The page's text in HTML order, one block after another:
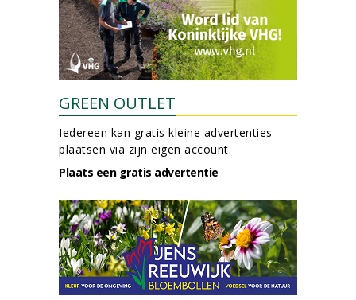
GREEN OUTLET
Iedereen kan gratis kleine advertenties
plaatsen via zijn eigen account.
Plaats een gratis advertentie